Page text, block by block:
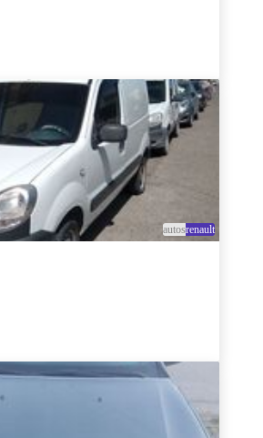
autosrenault